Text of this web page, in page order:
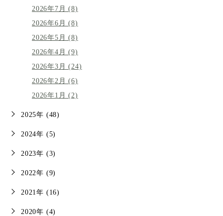
2026年7月 (8)
2026年6月 (8)
2026年5月 (8)
2026年4月 (9)
2026年3月 (24)
2026年2月 (6)
2026年1月 (2)
2025年 (48)
2024年 (5)
2023年 (3)
2022年 (9)
2021年 (16)
2020年 (4)